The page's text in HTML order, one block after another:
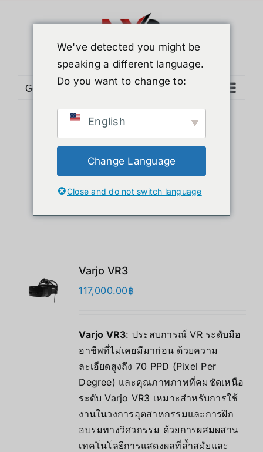
Go to...
Sort byDate
12 Products
Varjo VR3
117,000.00฿
Varjo VR3: ประสบการณ์ VR ระดับมือ
อาชีพที่ไม่เคยมีมาก่อน ด้วยความ
ละเอียดสูงถึง 70 PPD (Pixel Per
Degree) และคุณภาพภาพที่คมชัดเหนือ
ระดับ Varjo VR3 เหมาะสำหรับการใช้
งานในวงการอุตสาหกรรมและการฝึก
อบรมทางวิศวกรรม ด้วยการผสมผสาน
เทคโนโลยีการแสดงผลที่ล้ำสมัยและ
We've detected you might be
speaking a different language.
Do you want to change to:
English
Change Language
Close and do not switch language